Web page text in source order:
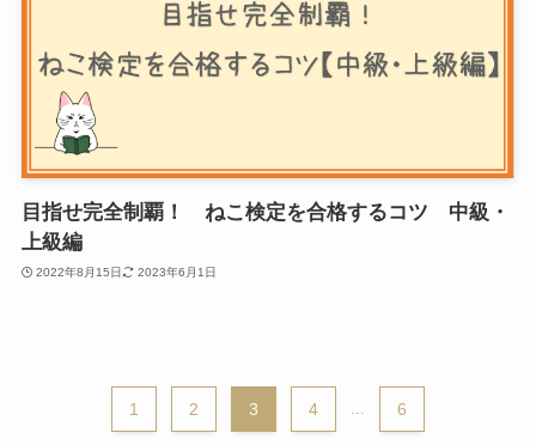
目指せ完全制覇！ ねこ検定を合格するコツ 中級・
上級編
2022年8月15日 2023年6月1日
1 2 3 4 ... 6